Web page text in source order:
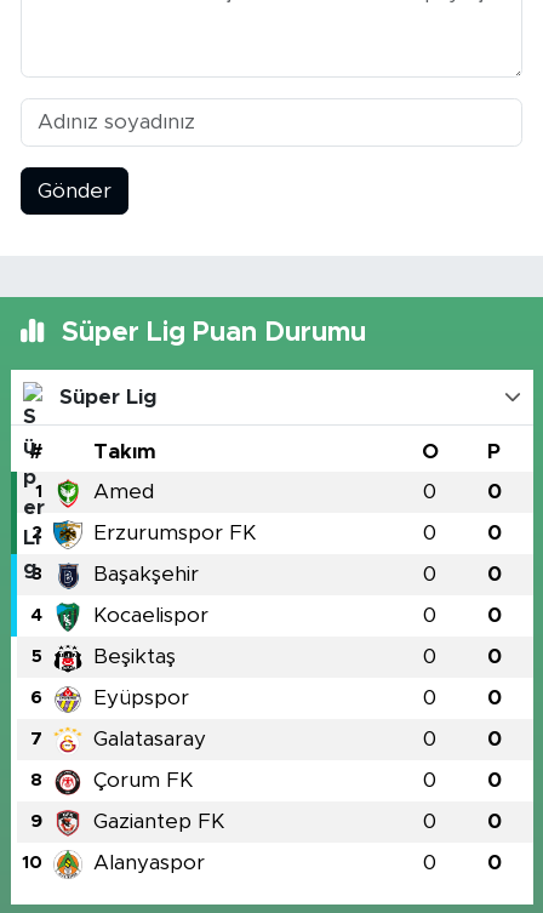
Gönder
Süper Lig Puan Durumu
Süper Lig
# Takım O P
1 Amed 0 0
2 Erzurumspor FK 0 0
3 Başakşehir 0 0
4 Kocaelispor 0 0
5 Beşiktaş 0 0
6 Eyüpspor 0 0
7 Galatasaray 0 0
8 Çorum FK 0 0
9 Gaziantep FK 0 0
10 Alanyaspor 0 0